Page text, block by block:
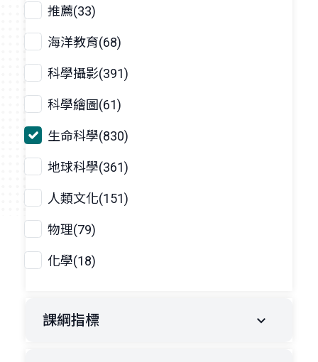
推薦(33)
海洋教育(68)
科學攝影(391)
科學繪圖(61)
生命科學(830)
地球科學(361)
人類文化(151)
物理(79)
化學(18)
課綱指標